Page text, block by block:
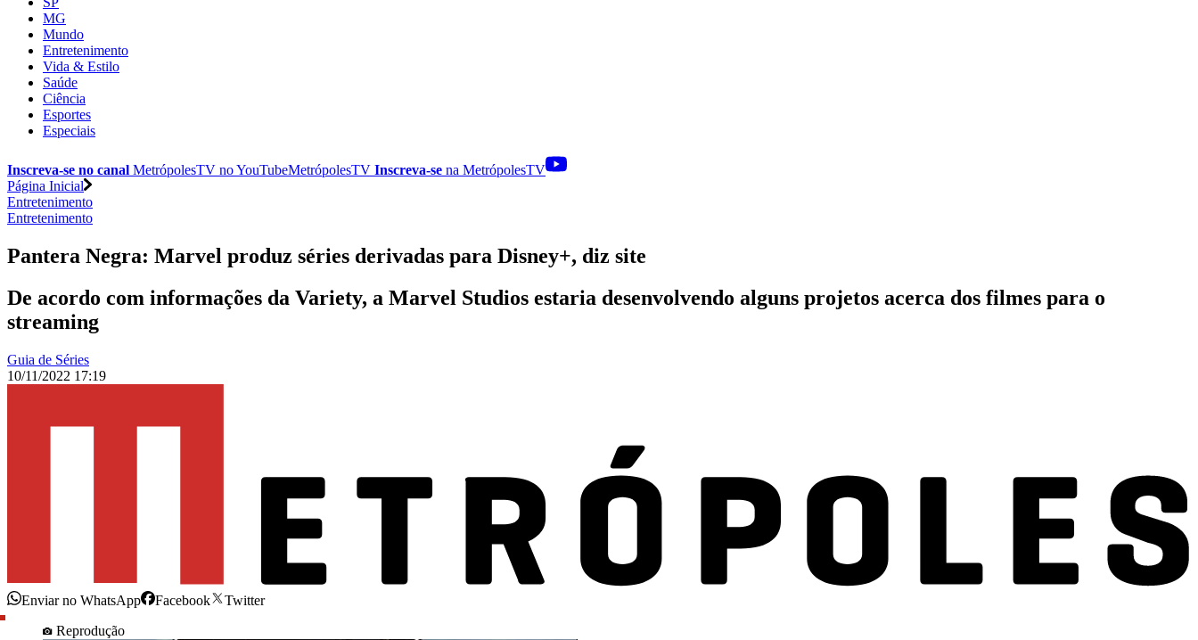
MG
Mundo
Entretenimento
Vida & Estilo
Saúde
Ciência
Esportes
Especiais
Inscreva-se no canal MetrópolesTV noYouTubeMetrópolesTV Inscreva-se na MetrópolesTV
Página Inicial
Entretenimento
Entretenimento
Pantera Negra: Marvel produz séries derivadas para Disney+, diz site
De acordo com informações da Variety, a Marvel Studios estaria desenvolvendo alguns projetos acerca dos filmes para o
streaming
Guia de Séries
10/11/2022 17:19
Enviar no WhatsApp Facebook
Twitter
Reprodução